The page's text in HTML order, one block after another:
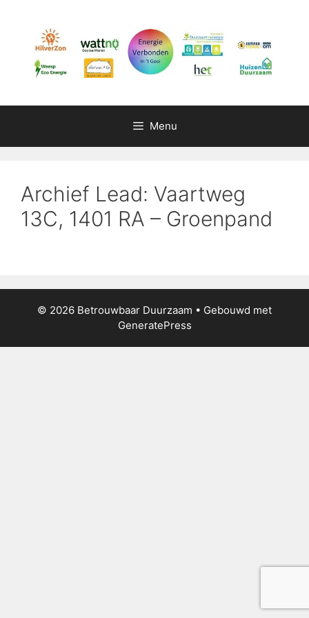
inhoud
Menu
Archief Lead: Vaartweg
13C, 1401 RA – Groenpand
© 2026 Betrouwbaar Duurzaam • Gebouwd met
GeneratePress